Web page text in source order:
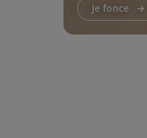
Quiet
Country
Je fonce